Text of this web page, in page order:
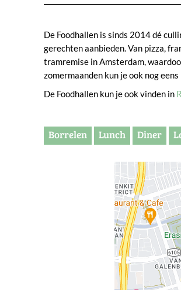
De Foodhallen is sinds 2014 dé
gerechten aanbieden. Van pizza,
tramremise in Amsterdam,
zomermaanden kun je ook nog
De Foodhallen kun je ook vinden in
Borrelen Lunch Diner